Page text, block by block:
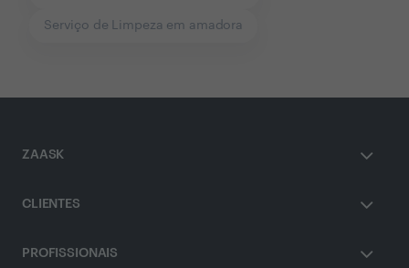
Serviço de Limpeza em amadora
ZAASK
CLIENTES
PROFISSIONAIS